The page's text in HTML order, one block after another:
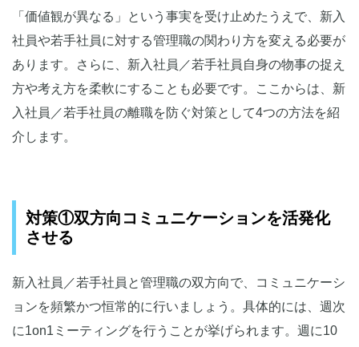
「価値観が異なる」という事実を受け止めたうえで、新入
社員や若手社員に対する管理職の関わり方を変える必要が
あります。さらに、新入社員／若手社員自身の物事の捉え
方や考え方を柔軟にすることも必要です。ここからは、新
入社員／若手社員の離職を防ぐ対策として4つの方法を紹
介します。
対策①双方向コミュニケーションを活発化
させる
新入社員／若手社員と管理職の双方向で、コミュニケーシ
ョンを頻繁かつ恒常的に行いましょう。具体的には、週次
に1on1ミーティングを行うことが挙げられます。週に10